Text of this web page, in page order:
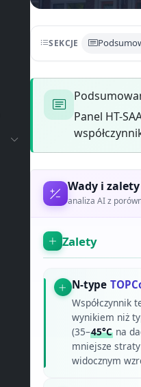
SEKCJE
Panel HT-
Wady i
analiza AI z
Zalety
N-type
Współczynnik
wynikiem niż
(35–45°Cna
mniejsze
widocznym